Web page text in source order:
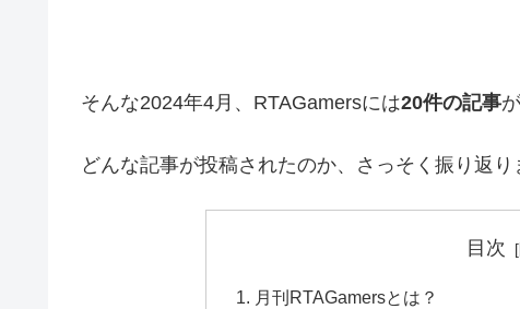
そんな2024年4月、RTAGamersには20件の記事
どんな記事が投稿されたのか、さっそく振り返り
目次
月刊RTAGamersとは？